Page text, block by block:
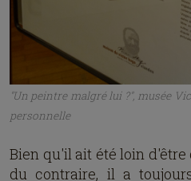
Michel Sinner
,
des personnages de
Misérables
. Victor Hugo
Les originaux sont
mais il en reste les
un autre artiste
Paris : Frollo, Phébus,
Esmeralda.